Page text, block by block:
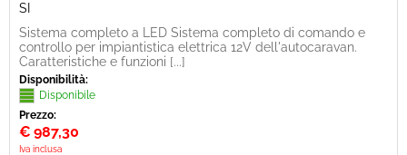
SI
Sistema completo a LED Sistema completo di comando e
controllo per impiantistica elettrica 12V dell'autocaravan.
Caratteristiche e funzioni [...]
Disponibilità:
Disponibile
Prezzo:
€ 987,30
Iva inclusa